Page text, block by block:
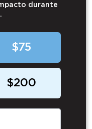
durante
$75
$200